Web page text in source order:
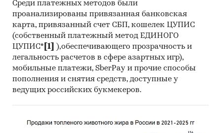
Среди платежных методов были
проанализированы привязанная банковская
карта, привязанный счет СБП, кошелек ЦУПИС
(собственный платежный метод ЕДИНОГО
ЦУПИС* [1]
),обеспечивающего прозрачность и
легальность расчетов в сфере азартных игр),
мобильные платежи, SberPay и прочие способы
пополнения и снятия средств, доступные у
ведущих российских букмекеров.